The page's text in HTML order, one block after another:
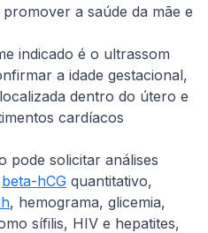
a saúde da mãe e
indicado é o ultrassom
a idade gestacional,
dentro do útero e
cardíacos
pode solicitar análises
beta-hCG quantitativo,
, hemograma, glicemia,
sífilis, HIV e hepatites,